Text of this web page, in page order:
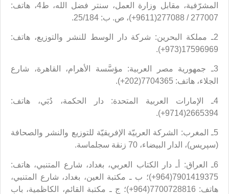
المشرّفية، مقابل وزارة العمل، سنتر فضل الله، ط4، هاتف:
277007 / 277088(9611+)، ص. ب: 25/184.
2ـ مملكة البحرين: شركة دار الوسط للنشر والتوزيع، هاتف:
17596969(973+).
3ـ جمهورية مصر العربية: مؤسَّسة الأهرام، القاهرة، شارع
الجلاء، هاتف: 7704365(202+).
4ـ الإمارات العربية المتحدة: دار الحكمة، دُبَي، هاتف:
2665394(9714+).
5ـ المغرب: الشركة العربيّة الإفريقيّة للتوزيع والنشر والصحافة
(سپريس)، الدار البيضاء، 70 زنقة سجلماسة.
6ـ العراق: أـ دار الكتاب العربي، بغداد، شارع المتنبي، هاتف:
7901419375(964+)؛ ب ـ مكتبة العين، بغداد، شارع المتنبي،
هاتف: 7700728816(964+)؛ ج ـ مكتبة القائم، الكاظمية، باب